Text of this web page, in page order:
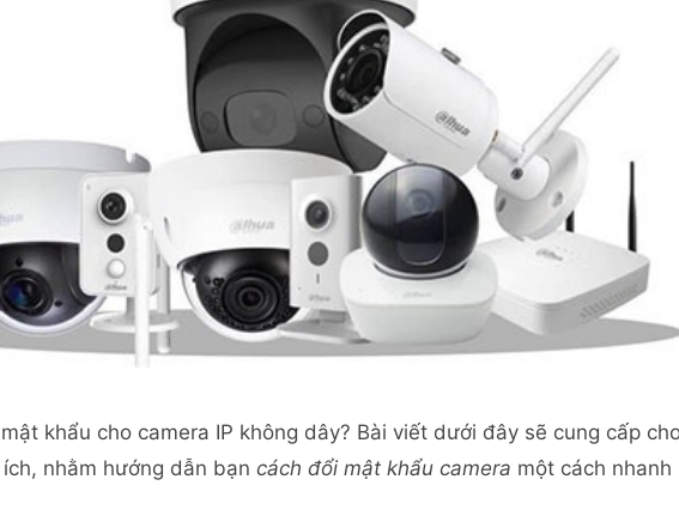
khẩu cho camera IP không dây? Bài viết dưới đây sẽ cung cấp
nhằm hướng dẫn bạn cách đổi mật khẩu camera một cách nhanh